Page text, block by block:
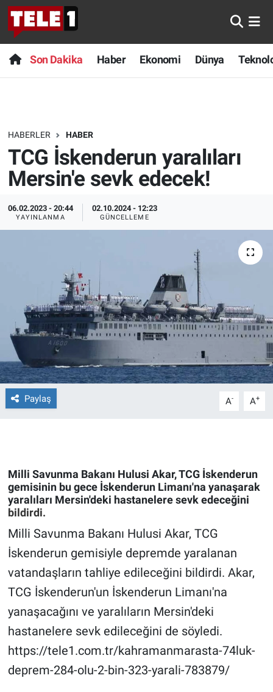
Son Dakika Haber Ekonomi Dünya
HABERLER HABER
TCG İskenderun yaralıları
Mersin'e sevk edecek!
06.02.2023 - 20:44
YAYINLANMA
02.10.2024 - 12:23
GÜNCELLEME
Paylaş A- A+
Milli Savunma Bakanı Hulusi Akar, TCG İskenderun
gemisinin bu gece İskenderun Limanı'na yanaşarak
yaralıları Mersin'deki hastanelere sevk edeceğini
bildirdi.
Milli Savunma Bakanı Hulusi Akar, TCG
İskenderun gemisiyle depremde yaralanan
vatandaşların tahliye edileceğini bildirdi. Akar,
TCG İskenderun'un İskenderun Limanı'na
yanaşacağını ve yaralıların Mersin'deki
hastanelere sevk edileceğini de söyledi.
https://tele1.com.tr/kahramanmarasta-74luk-
deprem-284-olu-2-bin-323-yarali-783879/
Anında Manşet
Başka Sohbetler
Bilim turu
Bilim ve Teknoloji Evreni
Doğa Konuşuyor
Dünya
Ege'den Esintiler
Eğitim
Eğlence
Ekonomi
Gün Başlıyor
Gün Bitiyor
Gündem Özel
Günün görüntüsü
Haber
İlan
Son Dakika
Haber
Dünya
Teknoloji
Sağlık
Spor
İletişim
Nöbetçi Eczaneler
Hava Durumu
Trafik Durumu
Süper Lig Puan Durumu ve Fikstür
Tüm Manşetler
Son Dakika Haberleri